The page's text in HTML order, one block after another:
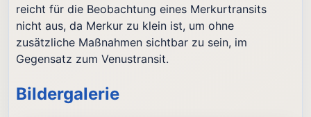
reicht für die Beobachtung eines Merkurtransits
nicht aus, da Merkur zu klein ist, um ohne
zusätzliche Maßnahmen sichtbar zu sein, im
Gegensatz zum Venustransit.
Bildergalerie